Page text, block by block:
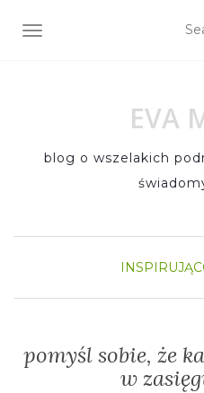
TOGGLE NAVIGATION
EVA
blog o wszelakich
pomyśl sobie, że
w